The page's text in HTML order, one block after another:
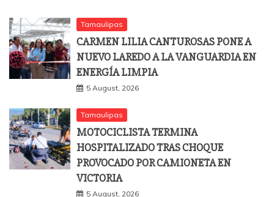
Tamaulipas
CARMEN LILIA CANTUROSAS PONE A
NUEVO LAREDO A LA VANGUARDIA EN
ENERGÍA LIMPIA
5 August, 2026
Tamaulipas
MOTOCICLISTA TERMINA
HOSPITALIZADO TRAS CHOQUE
PROVOCADO POR CAMIONETA EN
VICTORIA
5 August, 2026